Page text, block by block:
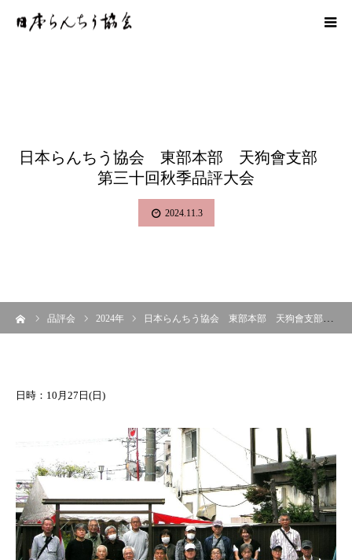
日本らんちう協会 東部本部 天狗會支部
第三十回秋季品評大会
2024.11.3
品評会 2024年 日本らんちう協会 東部本部 天狗會支部 第三十回秋季品評大会
日時：10月27日(日)